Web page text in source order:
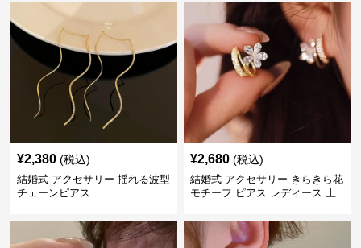
¥2,380 (税込)
結婚式 アクセサリー 揺れる波型
チェーンピアス
¥2,680 (税込)
結婚式 アクセサリー きらきら花
モチーフ ピアス レディース 上